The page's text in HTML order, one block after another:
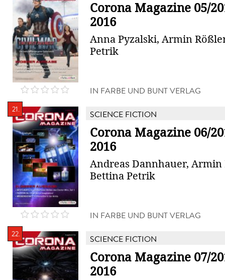
Corona Magazine 05/
2016
Anna Pyzalski, Armin
Petrik
IN FARBE UND BUNT VERLAG
21. SCIENCE FICTION
Corona Magazine 06/
2016
Andreas Dannhauer, Armin
Bettina Petrik
IN FARBE UND BUNT VERLAG
22. SCIENCE FICTION
Corona Magazine 07/
2016